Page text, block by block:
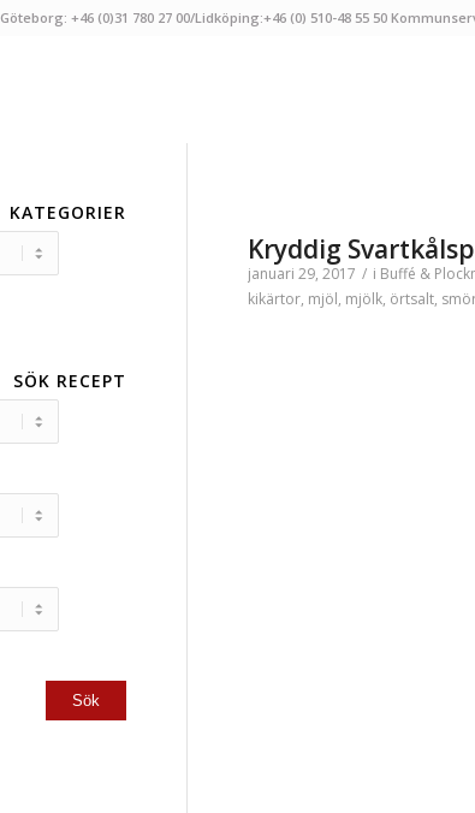
Göteborg: +46 (0)31 780 27 00/Lidköping:+46 (0) 510-48 55 50
Kryddig
januari 29, 2017 / i Buffé &
kikärtor, mjöl, mjölk, örtsalt,
KATEGORIER
SÖK RECEPT